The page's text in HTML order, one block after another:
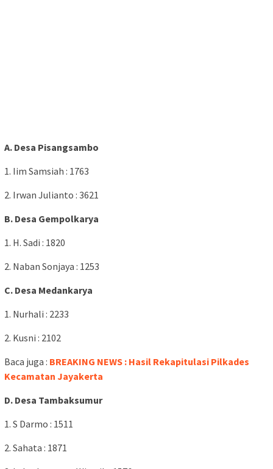
A. Desa Pisangsambo
1. Iim Samsiah : 1763
2. Irwan Julianto : 3621
B. Desa Gempolkarya
1. H. Sadi : 1820
2. Naban Sonjaya : 1253
C. Desa Medankarya
1. Nurhali : 2233
2. Kusni : 2102
Baca juga : BREAKING NEWS : Hasil Rekapitulasi Pilkades
Kecamatan Jayakerta
D. Desa Tambaksumur
1. S Darmo : 1511
2. Sahata : 1871